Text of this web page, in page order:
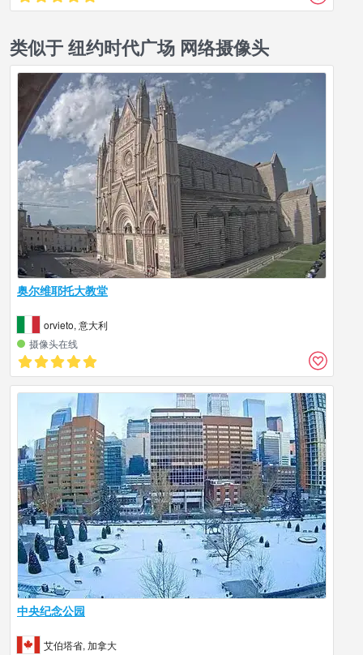
类似于 纽约时代广场 网络摄像头
奥尔维耶托大教堂
orvieto, 意大利
摄像头在线
中央纪念公园
艾伯塔省, 加拿大